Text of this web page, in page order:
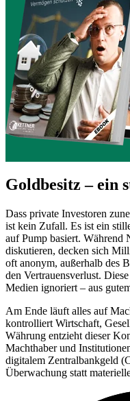
Goldbesitz – ein
Dass private Investoren
ist kein Zufall. Es ist ein
auf Pump basiert. Während
diskutieren, decken sich
oft anonym, außerhalb des
den Vertrauensverlust.
Medien ignoriert – aus
Am Ende läuft alles auf
kontrolliert Wirtschaft,
Währung entzieht dieser
Machthaber und
digitalem Zentralbankgeld
Überwachung statt